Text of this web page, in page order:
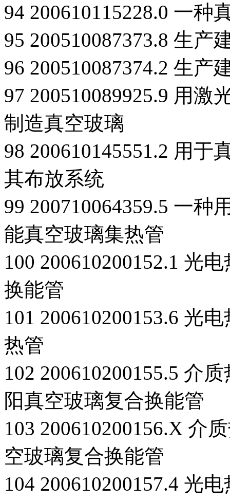
94 200610115228.0 一种
95 200510087373.8 生
96 200510087374.2 生
97 200510089925.9 用
制造真空玻璃
98 200610145551.2 用
其布放系统
99 200710064359.5 一
能真空玻璃集热管
100 200610200152.1 光
换能管
101 200610200153.6 光
热管
102 200610200155.5 介
阳真空玻璃复合换能管
103 200610200156.X 介
空玻璃复合换能管
104 200610200157.4 光